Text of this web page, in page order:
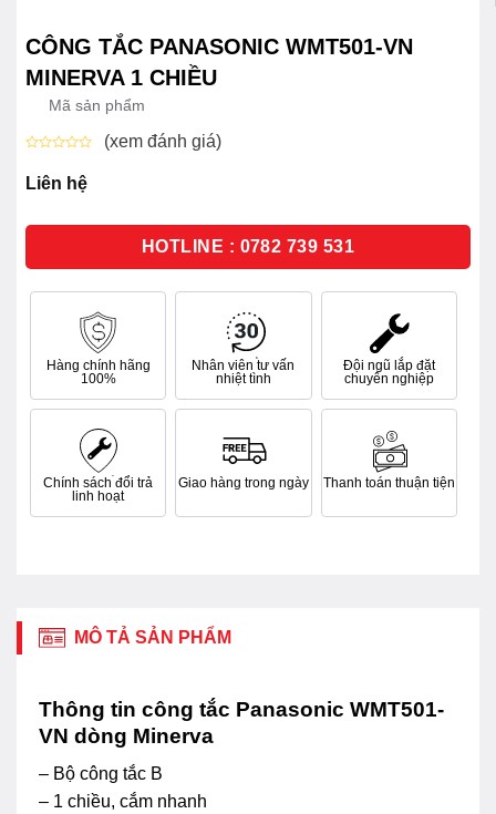
CÔNG TẮC PANASONIC WMT501-VN
MINERVA 1 CHIỀU
Mã sản phẩm
xếp
hạng
sao
(xem đánh giá)
Liên hệ
HOTLINE : 0782 739 531
Hàng chính hãng
100%
Nhân viên tư vấn
nhiệt tình
Đội ngũ lắp đặt
chuyên nghiệp
Chính sách đổi trả
linh hoạt
Giao hàng trong ngày Thanh toán thuận tiện
MÔ TẢ SẢN PHẨM
Thông tin công tắc Panasonic WMT501-
VN dòng Minerva
– Bộ công tắc B
– 1 chiều, cắm nhanh